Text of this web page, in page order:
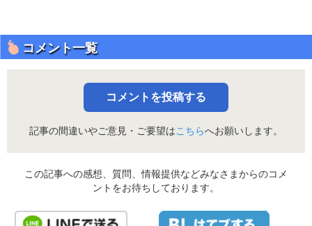
コメント一覧
コメントを投稿する
記事の間違いやご意見・ご要望はこちらへお願いします。
この記事への感想、質問、情報提供などみなさまからのコメ
ントをお待ちしております。